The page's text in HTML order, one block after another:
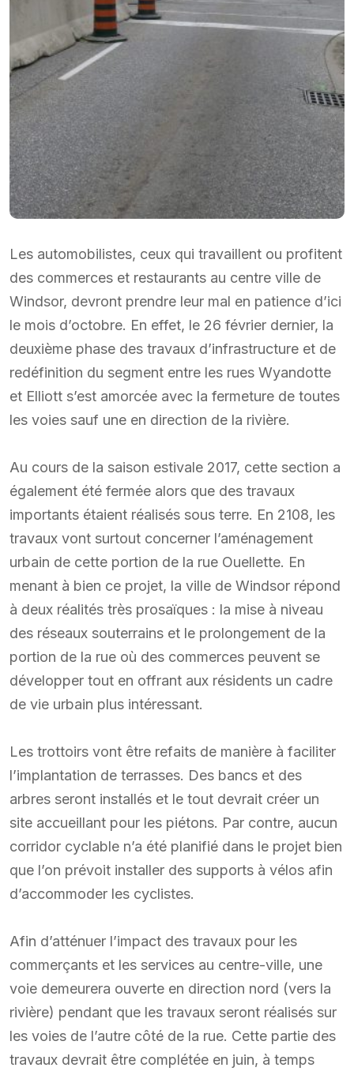
Les automobilistes, ceux qui travaillent ou profitent
des commerces et restaurants au centre ville de
Windsor, devront prendre leur mal en patience d’ici
le mois d’octobre. En effet, le 26 février dernier, la
deuxième phase des travaux d’infrastructure et de
redéfinition du segment entre les rues Wyandotte
et Elliott s’est amorcée avec la fermeture de toutes
les voies sauf une en direction de la rivière.
Au cours de la saison estivale 2017, cette section a
également été fermée alors que des travaux
importants étaient réalisés sous terre. En 2108, les
travaux vont surtout concerner l’aménagement
urbain de cette portion de la rue Ouellette. En
menant à bien ce projet, la ville de Windsor répond
à deux réalités très prosaïques : la mise à niveau
des réseaux souterrains et le prolongement de la
portion de la rue où des commerces peuvent se
développer tout en offrant aux résidents un cadre
de vie urbain plus intéressant.
Les trottoirs vont être refaits de manière à faciliter
l’implantation de terrasses. Des bancs et des
arbres seront installés et le tout devrait créer un
site accueillant pour les piétons. Par contre, aucun
corridor cyclable n’a été planifié dans le projet bien
que l’on prévoit installer des supports à vélos afin
d’accommoder les cyclistes.
Afin d’atténuer l’impact des travaux pour les
commerçants et les services au centre-ville, une
voie demeurera ouverte en direction nord (vers la
rivière) pendant que les travaux seront réalisés sur
les voies de l’autre côté de la rue. Cette partie des
travaux devrait être complétée en juin, à temps